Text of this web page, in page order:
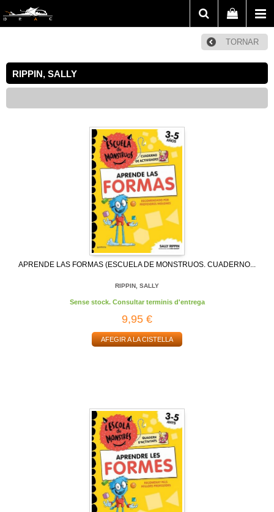
TORNAR
RIPPIN, SALLY
APRENDE LAS FORMAS (ESCUELA DE MONSTRUOS. CUADERNO...
RIPPIN, SALLY
Sense stock. Consultar terminis d'entrega
9,95 €
AFEGIR A LA CISTELLA